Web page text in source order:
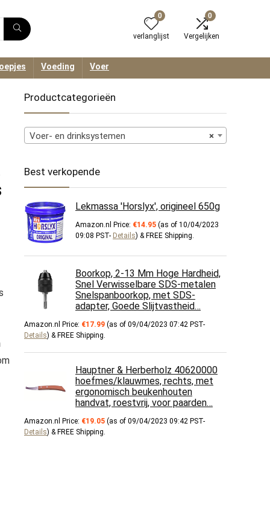
0
verlanglijst
0
Vergelijken
Voeding Voer
Productcategorieën
×
Voer- en drinksystemen
Best verkopende
Lekmassa 'Horslyx', origineel 650g
Amazon.nl Price: €14.95 (as of 10/04/2023
09:08 PST- Details) & FREE Shipping.
Boorkop, 2-13 Mm Hoge Hardheid,
Snel Verwisselbare SDS-metalen
Snelspanboorkop, met SDS-
adapter, Goede Slijtvastheid…
Amazon.nl Price: €17.99 (as of 09/04/2023 07:42 PST-
Details) & FREE Shipping.
Hauptner & Herberholz 40620000
hoefmes/klauwmes, rechts, met
ergonomisch beukenhouten
handvat, roestvrij, voor paarden…
Amazon.nl Price: €19.05 (as of 09/04/2023 09:42 PST-
Details) & FREE Shipping.